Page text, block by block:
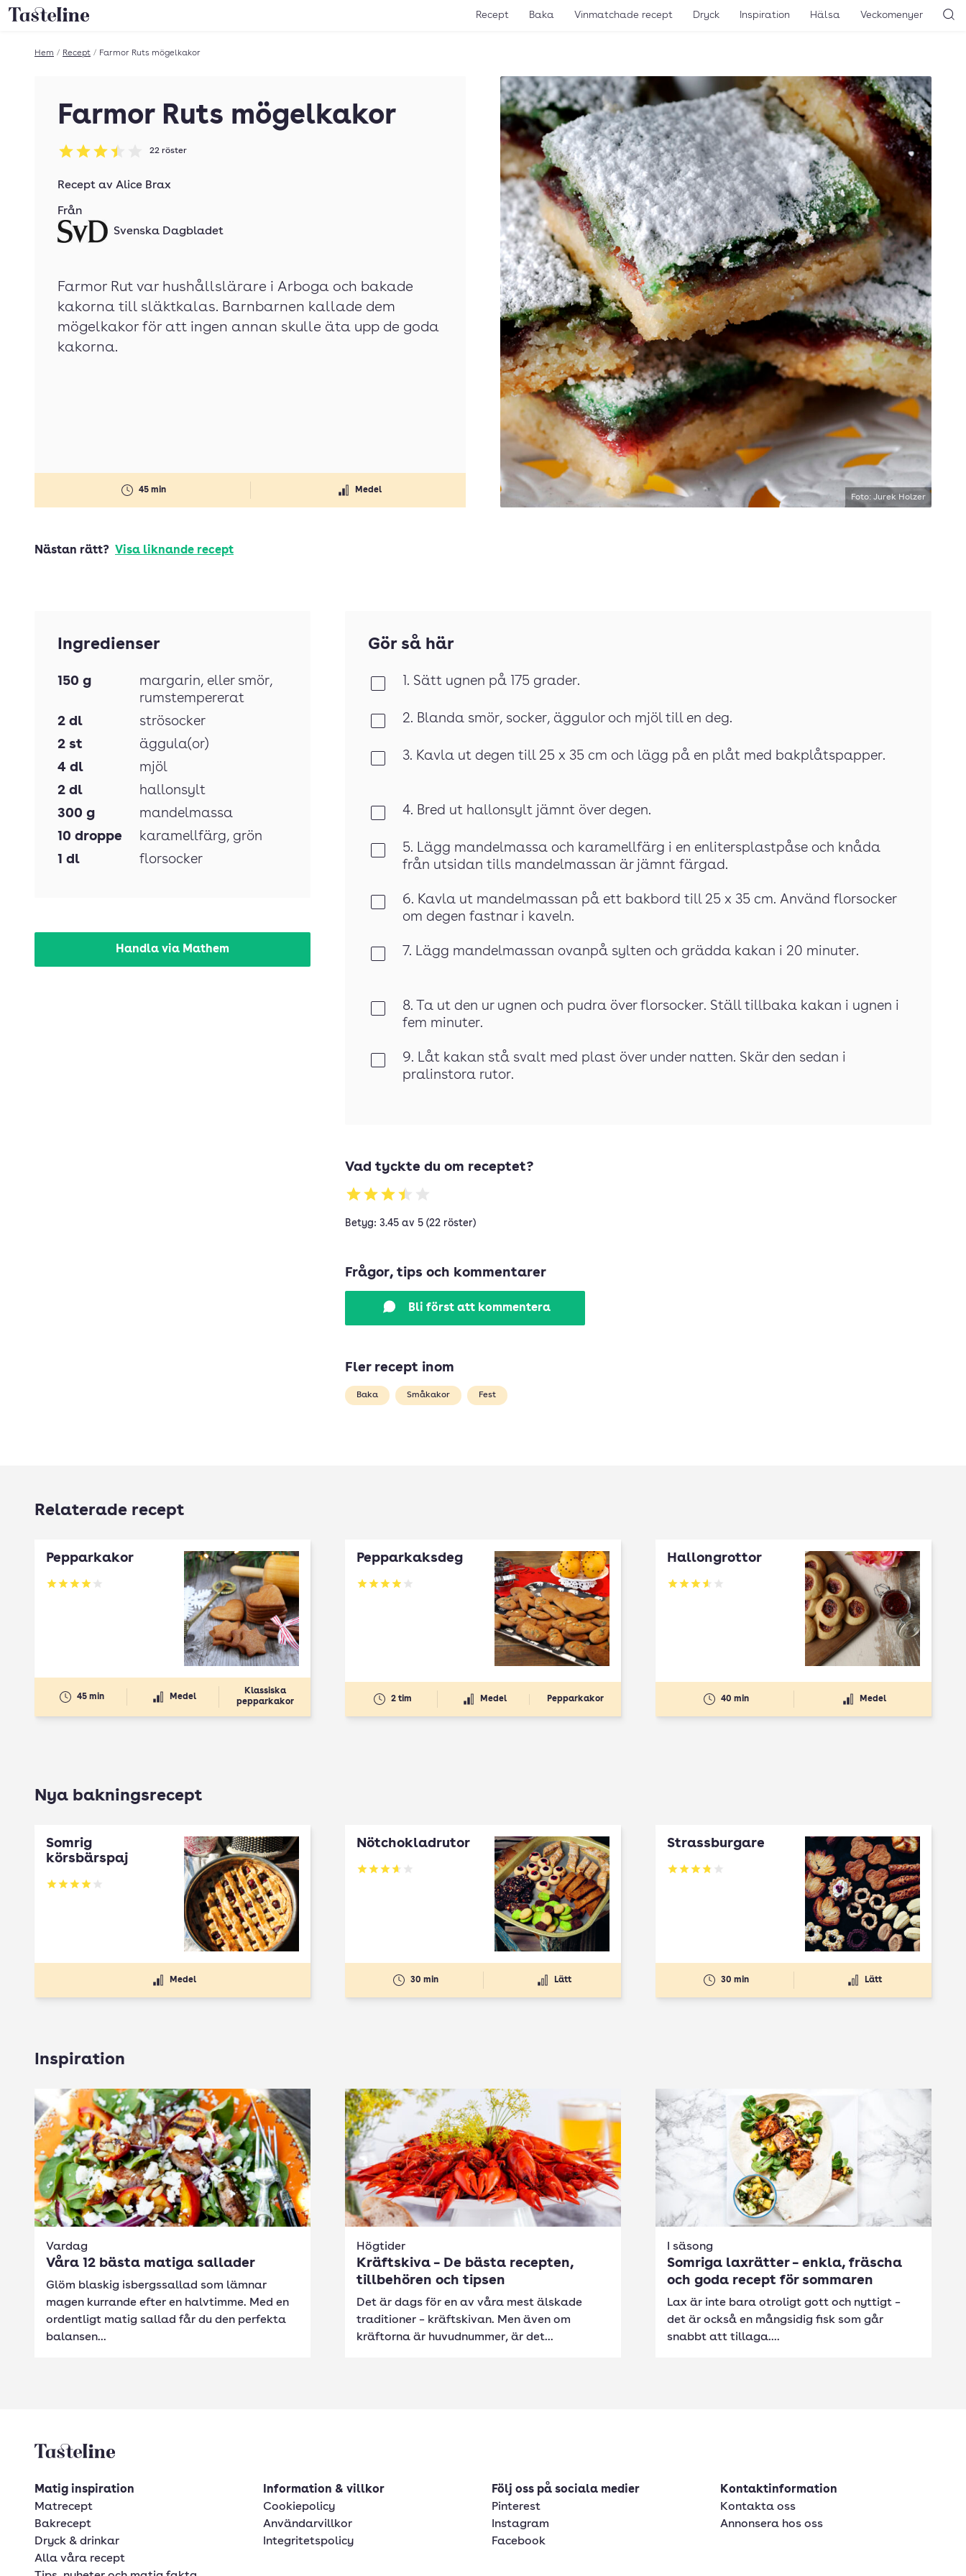
Till Tastelines startsida Recept Baka Vinmatchade recept Dryck Inspiration Hälsa Veckomenyer
Hem / Recept / Farmor Ruts mögelkakor
Farmor Ruts mögelkakor
Betyg: 3.45 av 5
22 röster
45 min Medel
Recept av Alice Brax
Från
Svenska Dagbladet
Farmor Rut var hushållslärare i Arboga och bakade
kakorna till släktkalas. Barnbarnen kallade dem
mögelkakor för att ingen annan skulle äta upp de goda
kakorna.
Foto: Jurek Holzer
Nästan rätt? Visa liknande recept
Ingredienser
150 g margarin, eller smör,
rumstempererat
2 dl
strösocker
2 st
äggula(or)
4 dl
mjöl
2 dl
hallonsylt
300 g
mandelmassa
10 droppe karamellfärg, grön
1 dl florsocker
Handla via Mathem
Gör så här
1. Sätt ugnen på 175 grader.
2. Blanda smör, socker, äggulor och mjöl till en deg.
3. Kavla ut degen till 25 x 35 cm och lägg på en plåt med bakplåtspapper.
4. Bred ut hallonsylt jämnt över degen.
5. Lägg mandelmassa och karamellfärg i en enlitersplastpåse och knåda
från utsidan tills mandelmassan är jämnt färgad.
6. Kavla ut mandelmassan på ett bakbord till 25 x 35 cm. Använd florsocker
om degen fastnar i kaveln.
7. Lägg mandelmassan ovanpå sylten och grädda kakan i 20 minuter.
8. Ta ut den ur ugnen och pudra över florsocker. Ställ tillbaka kakan i ugnen i
fem minuter.
9. Låt kakan stå svalt med plast över under natten. Skär den sedan i
pralinstora rutor.
Vad tyckte du om receptet?
Betyg: 3.45 av 5 (22 röster)
Frågor, tips och kommentarer
Bli först att kommentera
Fler recept inom
Baka Småkakor Fest
Relaterade recept
Pepparkakor
Betyg: 4.04 av 5
45 min Medel
Klassiska
pepparkakor
Pepparkaksdeg
Betyg: 3.96 av 5
2 tim Medel Pepparkakor
Hallongrottor
Betyg: 3.59 av 5
40 min Medel
Nya bakningsrecept
Somrig
körsbärspaj
Betyg: 4 av 5
Medel
Nötchokladrutor
Betyg: 3.65 av 5
30 min Lätt
Strassburgare
Betyg: 3.78 av 5
30 min Lätt
Inspiration
Vardag
Våra 12 bästa matiga sallader
Glöm blaskig isbergssallad som lämnar
magen kurrande efter en halvtimme. Med en
ordentligt matig sallad får du den perfekta
balansen...
Högtider
Kräftskiva – De bästa recepten,
tillbehören och tipsen
Det är dags för en av våra mest älskade
traditioner – kräftskivan. Men även om
kräftorna är huvudnummer, är det...
I säsong
Somriga laxrätter – enkla, fräscha
och goda recept för sommaren
Lax är inte bara otroligt gott och nyttigt –
det är också en mångsidig fisk som går
snabbt att tillaga....
Tasteline startsida
Matig inspiration
Matrecept
Bakrecept
Dryck & drinkar
Alla våra recept
Information & villkor
Cookiepolicy
Användarvillkor
Integritetspolicy
Följ oss på sociala medier
Pinterest
Instagram
Facebook
Kontaktinformation
Kontakta oss
Annonsera hos oss